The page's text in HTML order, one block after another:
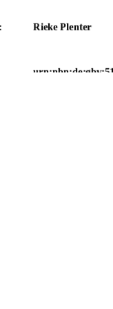
Rieke Plenter